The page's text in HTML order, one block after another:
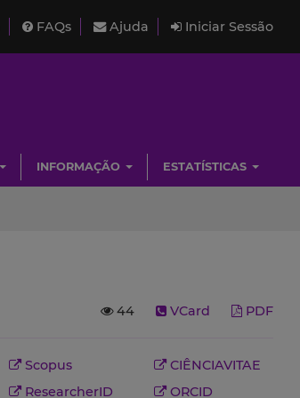
FAQs Ajuda Iniciar Sessão
INFORMAÇÃO ESTATÍSTICAS
44 VCard PDF
Scopus
CIÊNCIAVITAE
ResearcherID
ORCID